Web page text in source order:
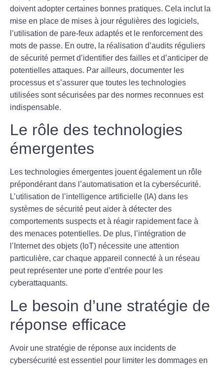
doivent adopter certaines bonnes pratiques. Cela inclut la
mise en place de mises à jour régulières des logiciels,
l’utilisation de pare-feux adaptés et le renforcement des
mots de passe. En outre, la réalisation d’audits réguliers
de sécurité permet d’identifier des failles et d’anticiper de
potentielles attaques. Par ailleurs, documenter les
processus et s’assurer que toutes les technologies
utilisées sont sécurisées par des normes reconnues est
indispensable.
Le rôle des technologies
émergentes
Les technologies émergentes jouent également un rôle
prépondérant dans l’automatisation et la cybersécurité.
L’utilisation de l’intelligence artificielle (IA) dans les
systèmes de sécurité peut aider à détecter des
comportements suspects et à réagir rapidement face à
des menaces potentielles. De plus, l’intégration de
l’Internet des objets (IoT) nécessite une attention
particulière, car chaque appareil connecté à un réseau
peut représenter une porte d’entrée pour les
cyberattaquants.
Le besoin d’une stratégie de
réponse efficace
Avoir une stratégie de réponse aux incidents de
cybersécurité est essentiel pour limiter les dommages en